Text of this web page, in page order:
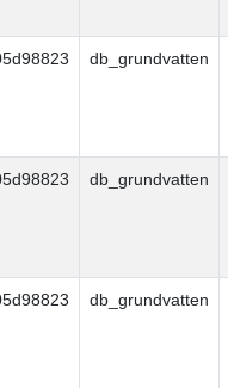
db_grundvatten
db_grundvatten
db_grundvatten